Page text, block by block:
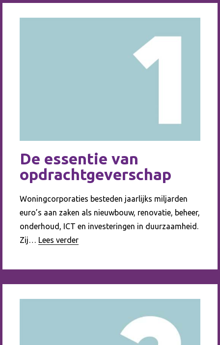
De essentie van
opdrachtgeverschap
Woningcorporaties besteden jaarlijks miljarden
euro’s aan zaken als nieuwbouw, renovatie, beheer,
onderhoud, ICT en investeringen in duurzaamheid.
Zij… Lees verder